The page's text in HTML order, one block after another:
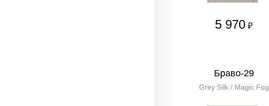
5 970 ₽
Браво-29
Grey Silk / Magic Fog